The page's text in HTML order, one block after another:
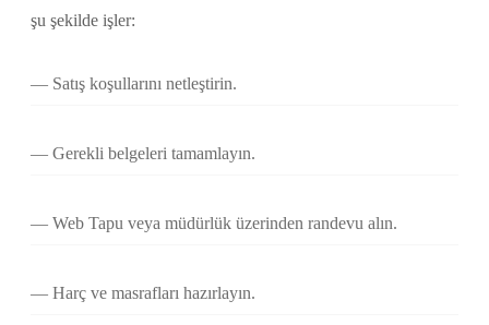
şu şekilde işler:
Satış koşullarını netleştirin.
Gerekli belgeleri tamamlayın.
Web Tapu veya müdürlük üzerinden randevu alın.
Harç ve masrafları hazırlayın.